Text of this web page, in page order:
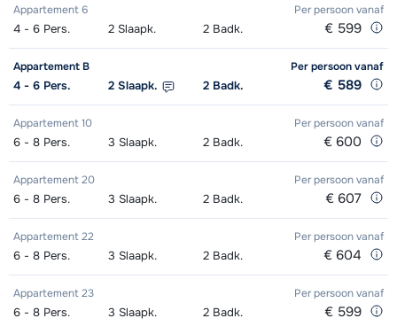
Goud (Sensation) Ski's + Schoenen
+ Stokken (8 dagen)
afhankelijk
van week
Goud (Sensation) Ski's + Stokken (8
dagen)
afhankelijk
van week
dagen)
van week
Zilver (Evolution) Ski's + Schoenen +
Stokken (8 dagen)
afhankelijk
van week
dagen)
van week
Kampioen (Champion) Schoenen (8
afhankelijk
Toekomst (Espoir) Ski's + Schoenen
+ Stokken (8 dagen)
afhankelijk
van week
Toekomst (Espoir) Ski's + Stokken (8
dagen)
afhankelijk
van week
Toekomst (Espoir) Schoenen (8
dagen)
afhankelijk
van week
Mini Kid Ski's + Stokken + Schoenen
(8 dagen)
van week
Zilver (Evolution) Snowboard (8
dagen)
afhankelijk
van week
Zilver (Evolution) Boots (8 dagen)
van week
Groepsles snowboard vanaf 5 jaar
's morgens - Beginner (0 weken)
afhankelijk
van week
Groepsles snowboard vanaf 5 jaar
's morgens - Gemiddeld (1-2 weken)
van week
Groepsles snowboard vanaf 5 jaar
's morgens - Gevorderd (min. 3
weken)
afhankelijk
van week
Groepsles ski Volwassene 's
middags - Beginner (0 weken)
afhankelijk
van week
Groepsles ski Volwassene 's
afhankelijk
Appartement 6 Per persoonvanaf
4 - 6 Pers. 2 Slaapk. 2 Badk. € 599
Appartement B Per persoonvanaf
4 - 6 Pers. 2 Slaapk. 2 Badk. € 589
Appartement 10 Per persoonvanaf
6 - 8 Pers. 3 Slaapk. 2 Badk. € 600
Appartement 20 Per persoonvanaf
6 - 8 Pers. 3 Slaapk. 2 Badk. € 607
Appartement 22 Per persoonvanaf
6 - 8 Pers. 3 Slaapk. 2 Badk. € 604
Appartement 23 Per persoonvanaf
6 - 8 Pers. 3 Slaapk. 2 Badk. € 599